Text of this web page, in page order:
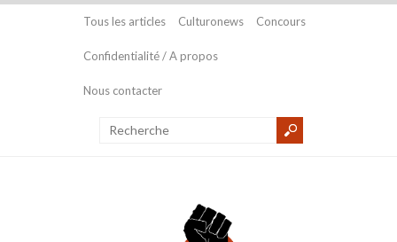
Tous les articles Culturonews Concours
Confidentialité / A propos
Nous contacter